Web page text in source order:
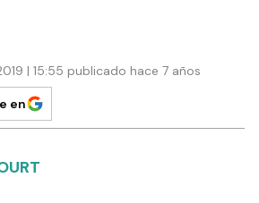
| 15:55 publicado hace 7 años
en